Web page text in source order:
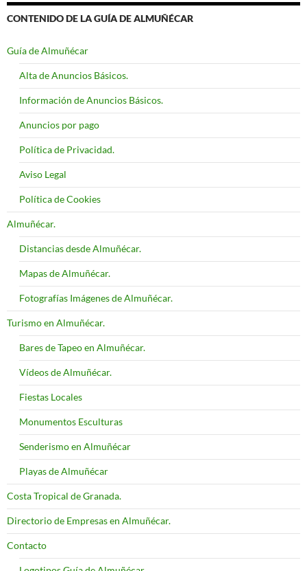
CONTENIDO DE LA GUÍA DE ALMUÑÉCAR
Guía de Almuñécar
Alta de Anuncios Básicos.
Información de Anuncios Básicos.
Anuncios por pago
Política de Privacidad.
Aviso Legal
Política de Cookies
Almuñécar.
Distancias desde Almuñécar.
Mapas de Almuñécar.
Fotografías Imágenes de Almuñécar.
Turismo en Almuñécar.
Bares de Tapeo en Almuñécar.
Vídeos de Almuñécar.
Fiestas Locales
Monumentos Esculturas
Senderismo en Almuñécar
Playas de Almuñécar
Costa Tropical de Granada.
Directorio de Empresas en Almuñécar.
Contacto